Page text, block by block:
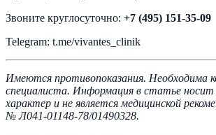
Звоните круглосуточно: +7 (495) 151-35-09
Telegram: t.me/vivantes_clinik
Имеются противопоказания. Необходима
специалиста. Информация в статье носит
характер и не является медицинской
№ Л041-01148-78/01490328.